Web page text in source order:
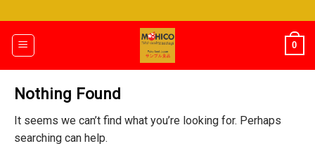
to
content
0
Nothing Found
It seems we can’t find what you’re looking for. Perhaps
searching can help.